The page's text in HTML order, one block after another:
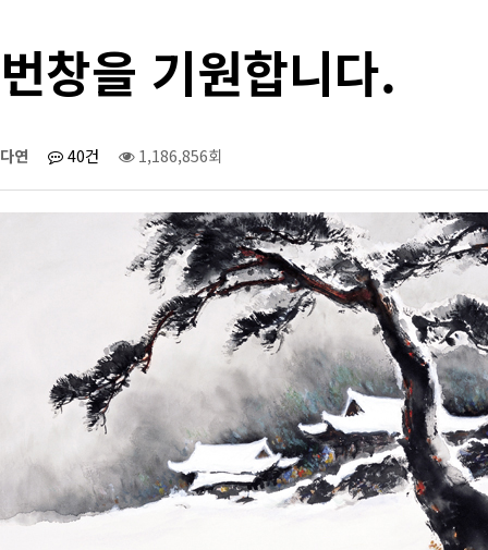
번창을 기원합니다.
다연 40건 1,186,856회